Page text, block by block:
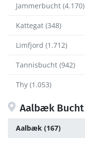
Jammerbucht (4.170)
Kattegat (348)
Limfjord (1.712)
Tannisbucht (942)
Thy (1.053)
Aalbæk Bucht
Aalbæk (167)